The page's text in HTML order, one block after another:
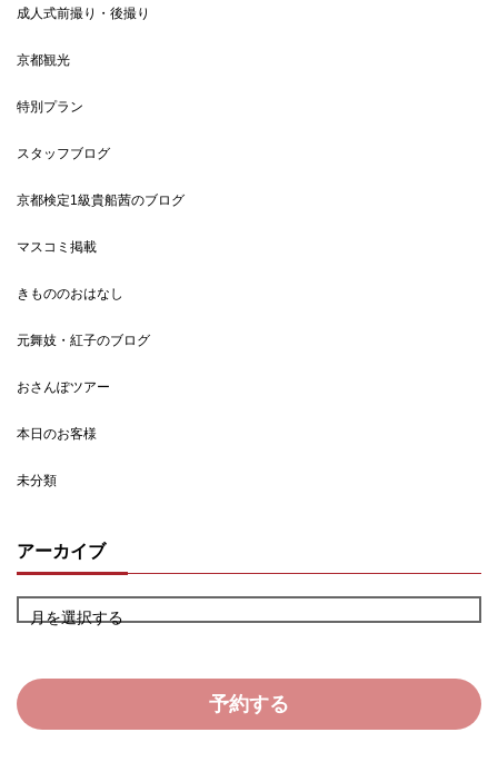
成人式前撮り・後撮り
京都観光
特別プラン
スタッフブログ
京都検定1級貴船茜のブログ
マスコミ掲載
きもののおはなし
元舞妓・紅子のブログ
おさんぽツアー
本日のお客様
未分類
アーカイブ
月を選択する
予約する